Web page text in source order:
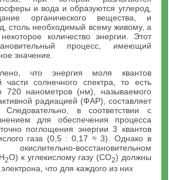
и вода и образуются углерод,
органического вещества, и
столь необходимый всему живому, а
количество энергии. Этот
процесс, имеющий
значение.
что энергия моля квантов
части солнечного спектра, то есть
720 нанометров (нм), называемого
радиацией (ФАР), составляет
в соответствии с
для обеспечения процесса
поглощения энергии 3 квантов
газа (0,5 : 0,17 ≈ 3). Однако в
восстановительном
2O) к углекислому газу (CO2) должны
что для каждого из них